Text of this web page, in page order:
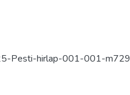
Pesti-hirlap-001-001-m729